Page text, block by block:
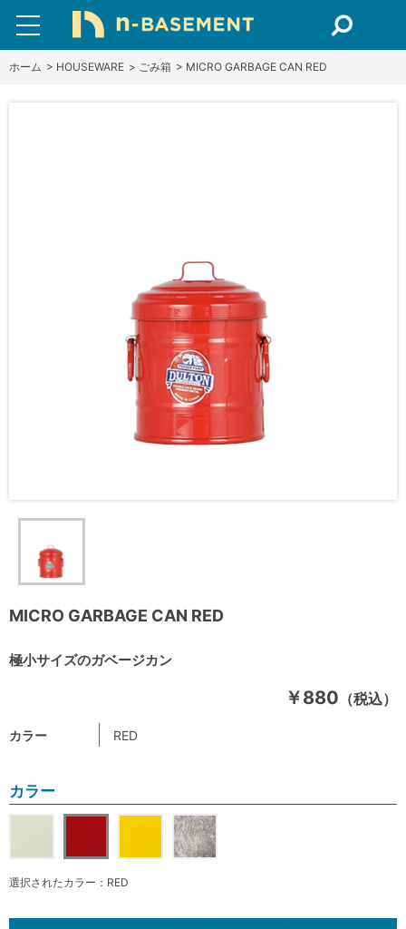
ホーム > HOUSEWARE > ごみ箱 > MICRO GARBAGE CAN RED
MICRO GARBAGE CAN RED
極小サイズのガベージカン
￥880 （税込）
カラー RED
カラー
選択されたカラー：RED